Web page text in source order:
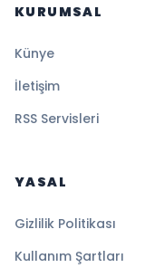
KURUMSAL
Künye
İletişim
RSS Servisleri
YASAL
Gizlilik Politikası
Kullanım Şartları